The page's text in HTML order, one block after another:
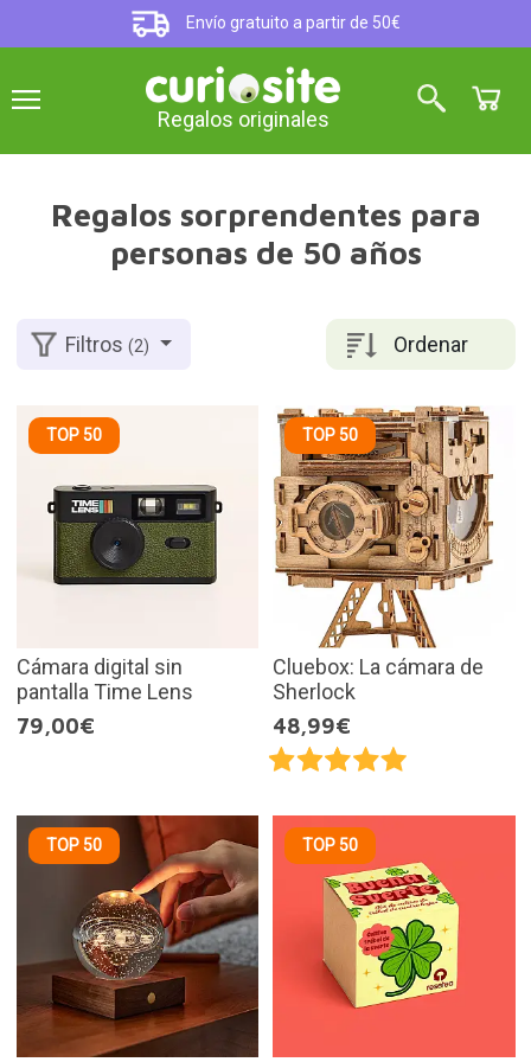
Envío gratuito a partir de 50€
Regalos originales
Regalos sorprendentes para
personas de 50 años
Ordenar
Filtros(2)
TOP 50
Cámara digital sin
pantalla Time Lens
79,00€
TOP 50
Cluebox: La cámara de
Sherlock
48,99€
TOP 50 TOP 50